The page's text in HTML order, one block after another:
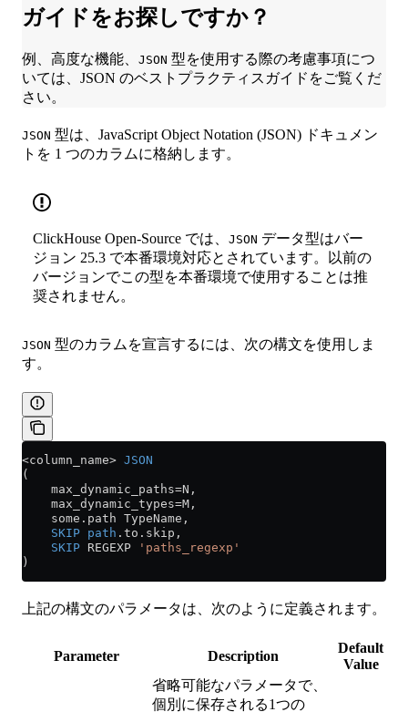
ガイドをお探しですか？
例、高度な機能、 JSON 型を使用する際の考慮事項につ
いては、JSON のベストプラクティスガイドをご覧くだ
さい。
JSON 型は、JavaScript Object Notation (JSON) ドキュメン
トを 1 つのカラムに格納します。
ClickHouse Open-Source では、 JSON データ型はバー
ジョン 25.3 で本番環境対応とされています。以前の
バージョンでこの型を本番環境で使用することは推
奨されません。
JSON 型のカラムを宣言するには、次の構文を使用しま
す。
<column_name> JSON
(
    max_dynamic_paths
=N,
    max_dynamic_types
=M,
    some
. path TypeName,
    SKIP
path . to . skip ,
    SKIP
REGEXP
'paths_regexp'
)
上記の構文のパラメータは、次のように定義されます。
Parameter Description
Default
Value
省略可能なパラメータで、
個別に保存される1つの